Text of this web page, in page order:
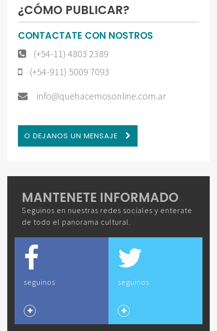
¿CÓMO PUBLICAR?
CONTACTATE CON NOSTROS
(+54-11) 4803 2389
(+54-911) 5009 7093
info@quehacemosonline.com.ar
O DEJANOS UN MENSAJE
MANTENETE INFORMADO
Seguinos en nuestras redes sociales y enterate
de todo el panorama cultural.
seguinos seguinos